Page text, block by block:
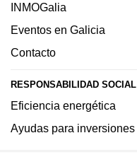
INMOGalia
Eventos en Galicia
Contacto
RESPONSABILIDAD SOCIAL
Eficiencia energética
Ayudas para inversiones